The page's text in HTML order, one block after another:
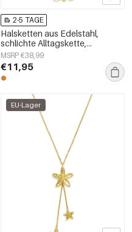
2-5 TAGE
Halsketten aus Edelstahl,
schlichte Alltagskette,
Damenschmuck
MSRP €38,99
€11,95
EU-Lager